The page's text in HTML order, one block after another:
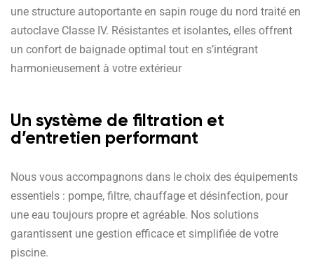
une structure autoportante en sapin rouge du nord traité en
autoclave Classe IV. Résistantes et isolantes, elles offrent
un confort de baignade optimal tout en s’intégrant
harmonieusement à votre extérieur
Un système de filtration et
d’entretien performant
Nous vous accompagnons dans le choix des équipements
essentiels : pompe, filtre, chauffage et désinfection, pour
une eau toujours propre et agréable. Nos solutions
garantissent une gestion efficace et simplifiée de votre
piscine.